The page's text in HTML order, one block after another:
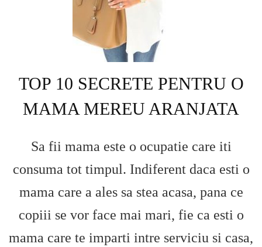
TOP 10 SECRETE PENTRU O
MAMA MEREU ARANJATA
Sa fii mama este o ocupatie care iti
consuma tot timpul. Indiferent daca esti o
mama care a ales sa stea acasa, pana ce
copiii se vor face mai mari, fie ca esti o
mama care te imparti intre serviciu si casa,